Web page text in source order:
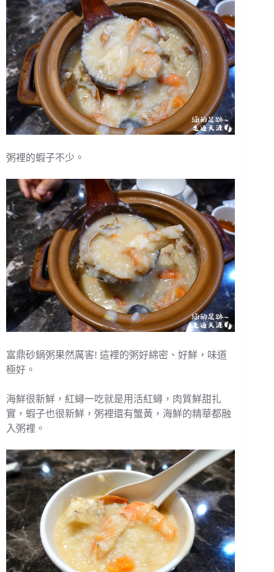
粥裡的蝦子不少。
富鼎砂鍋粥果然厲害! 這裡的粥好綿密、好鮮，味道
極好。
海鮮很新鮮，紅蟳一吃就是用活紅蟳，肉質鮮甜扎
實，蝦子也很新鮮，粥裡還有蟹黃，海鮮的精華都融
入粥裡。